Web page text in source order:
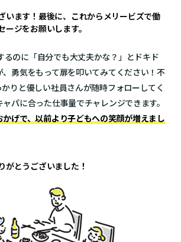
います！最後に、これからメリービズで働
ージをお願いします。
るのに「自分でも大丈夫かな？」とドキド
勇気をもって扉を叩いてみてください！不
りと優しい社員さんが随時フォローしてく
パに合った仕事量でチャレンジできます。
げで、以前より子どもへの笑顔が増えまし
がとうございました！